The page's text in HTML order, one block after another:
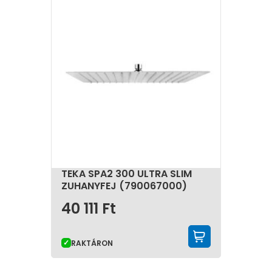
TEKA SPA2 300 ULTRA SLIM
ZUHANYFEJ (790067000)
40 111 Ft
RAKTÁRON